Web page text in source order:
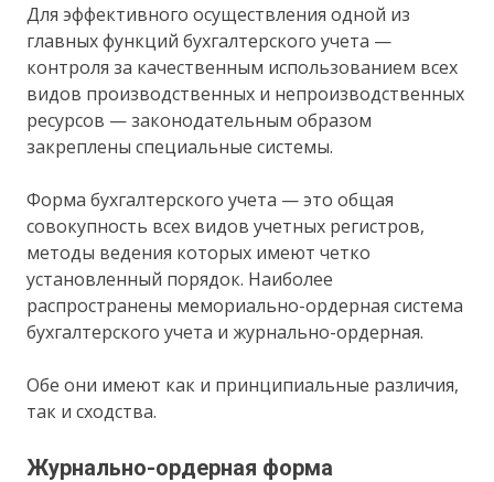
Для эффективного осуществления одной из
главных функций бухгалтерского учета —
контроля за качественным использованием всех
видов производственных и непроизводственных
ресурсов — законодательным образом
закреплены специальные системы.
Форма бухгалтерского учета — это общая
совокупность всех видов учетных регистров,
методы ведения которых имеют четко
установленный порядок. Наиболее
распространены мемориально-ордерная система
бухгалтерского учета и журнально-ордерная.
Обе они имеют как и принципиальные различия,
так и сходства.
Журнально-ордерная форма